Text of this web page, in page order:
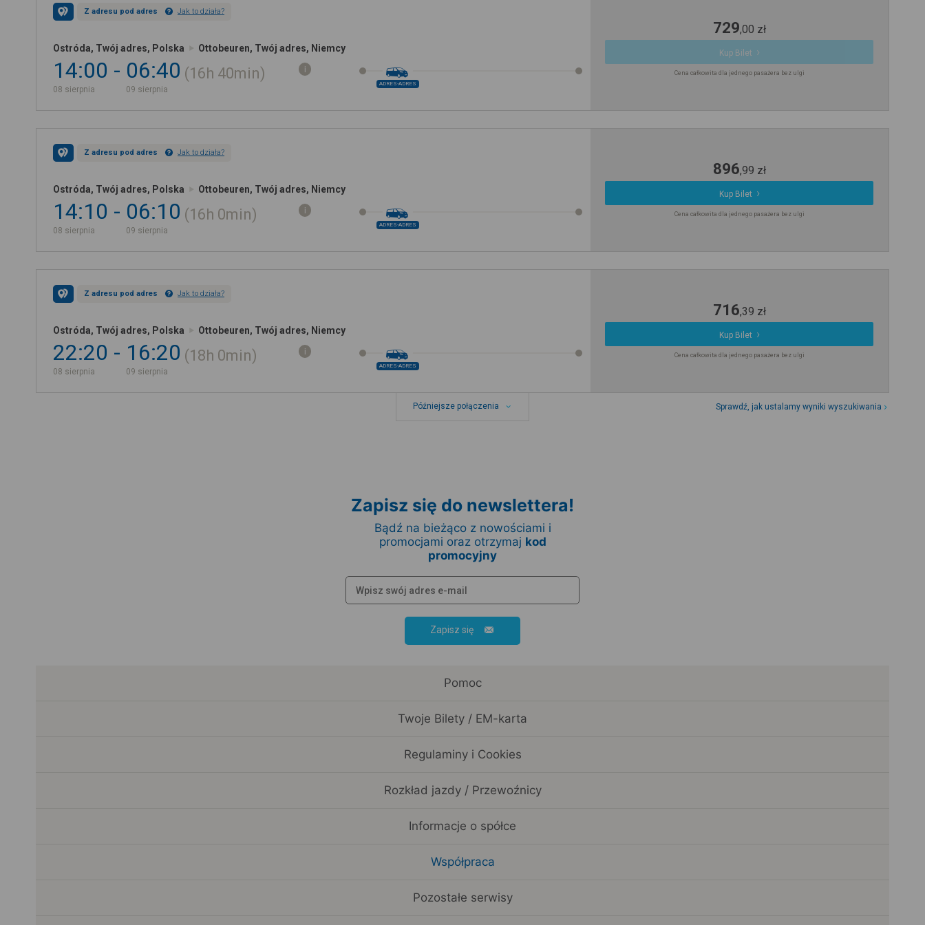
Z adresu pod adres Jak to działa?
Ostróda, Twój adres, Polska Ottobeuren, Twój adres, Niemcy
14:00
08 sierpnia
06:40
09 sierpnia
16h 40min
ADRES-ADRES
729,00 zł
Kup Bilet
Cena całkowita dla jednego pasażera bez ulgi
Z adresu pod adres Jak to działa?
Ostróda, Twój adres, Polska Ottobeuren, Twój adres, Niemcy
14:10
08 sierpnia
06:10
09 sierpnia
16h 0min
ADRES-ADRES
896,99 zł
Kup Bilet
Cena całkowita dla jednego pasażera bez ulgi
Z adresu pod adres Jak to działa?
Ostróda, Twój adres, Polska Ottobeuren, Twój adres, Niemcy
22:20
08 sierpnia
16:20
09 sierpnia
18h 0min
ADRES-ADRES
716,39 zł
Kup Bilet
Cena całkowita dla jednego pasażera bez ulgi
Późniejsze połączenia Sprawdź, jak ustalamy wyniki wyszukiwania
Zapisz się do newslettera!
Bądź na bieżąco z nowościami i
promocjami oraz otrzymaj kod
promocyjny
Zapisz się
Pomoc
Twoje Bilety / EM-karta
Regulaminy i Cookies
Rozkład jazdy / Przewoźnicy
Informacje o spółce
Współpraca
Pozostałe serwisy